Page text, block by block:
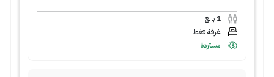
1 بالغ
غرفة فقط
مستردة